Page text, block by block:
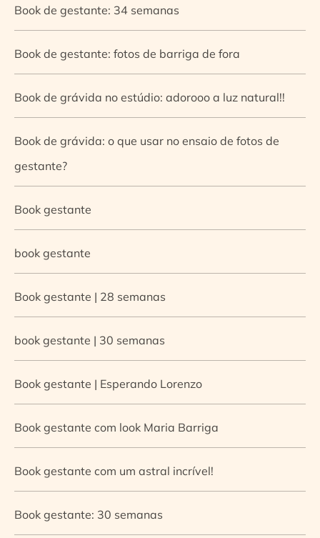
Book de gestante: 34 semanas
Book de gestante: fotos de barriga de fora
Book de grávida no estúdio: adorooo a luz natural!!
Book de grávida: o que usar no ensaio de fotos de
gestante?
Book gestante
book gestante
Book gestante | 28 semanas
book gestante | 30 semanas
Book gestante | Esperando Lorenzo
Book gestante com look Maria Barriga
Book gestante com um astral incrível!
Book gestante: 30 semanas